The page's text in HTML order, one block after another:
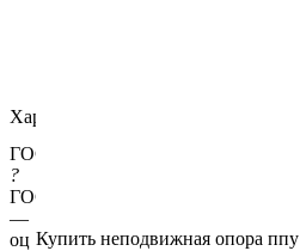
Купить неподвижная опора ппу
Характеристики
ГОСТ несущей трубы
?
ГОСТ основной трубы
—
оц 10704